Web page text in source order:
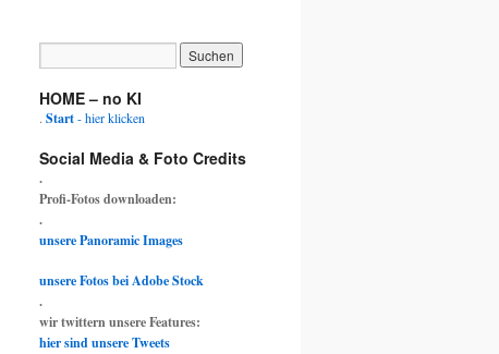
HOME – no KI
. Start- hier klicken
Social Media & Foto Credits
.
Profi-Fotos downloaden:
.
unsere Panoramic Images
unsere Fotos bei Adobe Stock
.
wir twittern unsere Features:
hier sind unsere Tweets